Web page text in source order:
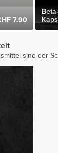
7.90
sind der